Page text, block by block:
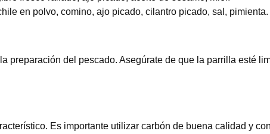
en polvo, comino, ajo picado, cilantro picado, sal, pimienta.
preparación del pescado. Asegúrate de que la parrilla esté
Es importante utilizar carbón de buena calidad y